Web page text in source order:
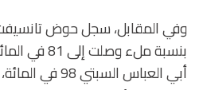
وفي المقابل، سجل حوض
بنسبة ملء
أبي العباس